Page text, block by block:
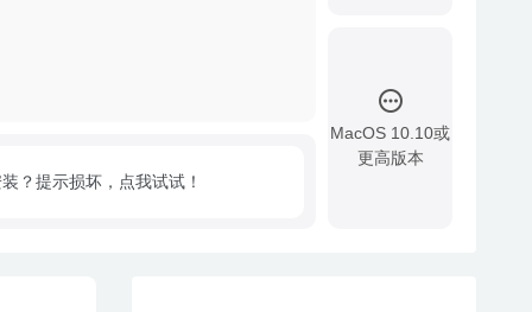
MacOS 10.10或
更高版本
？提示损坏，点我试试！